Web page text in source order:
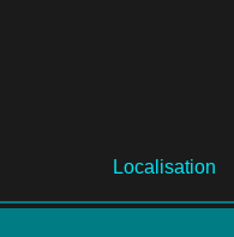
Localisation